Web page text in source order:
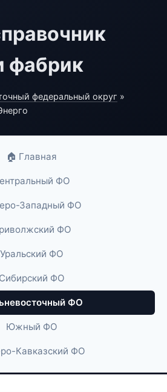
фабрик
федеральный округ »
🏠 Главная
ФО
Западный ФО
ФО
Уральский ФО
Сибирский ФО
ФО
Южный ФО
Кавказский ФО